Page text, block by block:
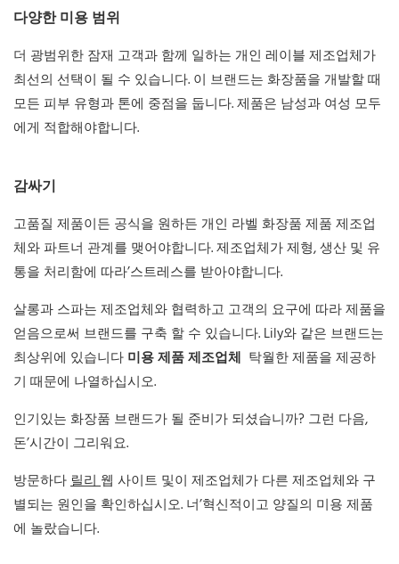
다양한 미용 범위
더 광범위한 잠재 고객과 함께 일하는 개인 레이블 제조업체가
최선의 선택이 될 수 있습니다. 이 브랜드는 화장품을 개발할 때
모든 피부 유형과 톤에 중점을 둡니다. 제품은 남성과 여성 모두
에게 적합해야합니다.
감싸기
고품질 제품이든 공식을 원하든 개인 라벨 화장품 제품 제조업
체와 파트너 관계를 맺어야합니다. 제조업체가 제형, 생산 및 유
통을 처리함에 따라’스트레스를 받아야합니다.
살롱과 스파는 제조업체와 협력하고 고객의 요구에 따라 제품을
얻음으로써 브랜드를 구축 할 수 있습니다. Lily와 같은 브랜드는
최상위에 있습니다 미용 제품 제조업체 탁월한 제품을 제공하
기 때문에 나열하십시오.
인기있는 화장품 브랜드가 될 준비가 되셨습니까? 그런 다음,
돈’시간이 그리워요.
방문하다릴리웹 사이트 및이 제조업체가 다른 제조업체와 구
별되는 원인을 확인하십시오. 너’혁신적이고 양질의 미용 제품
에 놀랐습니다.